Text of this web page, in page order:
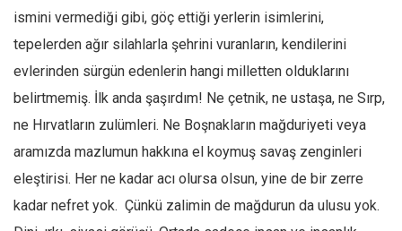
ismini vermediği gibi, göç ettiği yerlerin isimlerini,
tepelerden ağır silahlarla şehrini vuranların, kendilerini
evlerinden sürgün edenlerin hangi milletten olduklarını
belirtmemiş. İlk anda şaşırdım! Ne çetnik, ne ustaşa, ne Sırp,
ne Hırvatların zulümleri. Ne Boşnakların mağduriyeti veya
aramızda mazlumun hakkına el koymuş savaş zenginleri
eleştirisi. Her ne kadar acı olursa olsun, yine de bir zerre
kadar nefret yok. Çünkü zalimin de mağdurun da ulusu yok.